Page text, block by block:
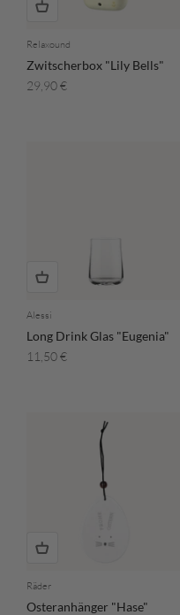
Relaxound
Zwitscherbox "Lily Bells"
Angebot
29,90 €
Alessi
Long Drink Glas "Eugenia"
Angebot
11,50 €
Räder
Osteranhänger "Hase"